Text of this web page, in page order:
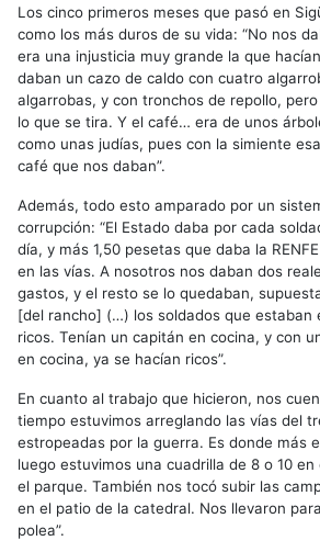
Los cinco primeros meses que pasó en
como los más duros de su vida: “No nos
era una injusticia muy grande la que
daban un cazo de caldo con cuatro
algarrobas, y con tronchos de repollo,
lo que se tira. Y el café… era de unos
como unas judías, pues con la simiente
café que nos daban”.
Además, todo esto amparado por un
corrupción: “El Estado daba por cada
día, y más 1,50 pesetas que daba la
en las vías. A nosotros nos daban dos
gastos, y el resto se lo quedaban,
[del rancho] (…) los soldados que estaban
ricos. Tenían un capitán en cocina, y con
en cocina, ya se hacían ricos”.
En cuanto al trabajo que hicieron, nos
tiempo estuvimos arreglando las vías del
estropeadas por la guerra. Es donde más
luego estuvimos una cuadrilla de 8 o 10
el parque. También nos tocó subir las
en el patio de la catedral. Nos llevaron
polea”.